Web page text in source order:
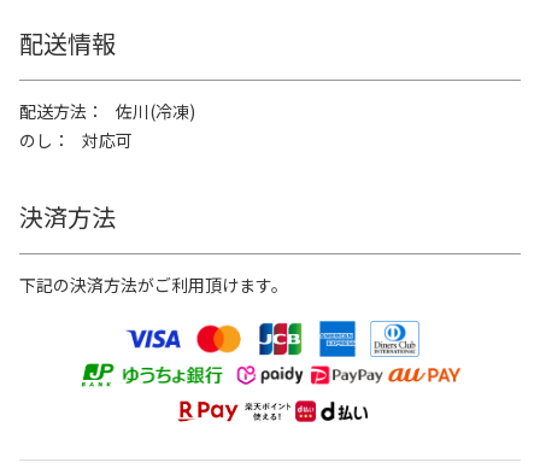
配送情報
配送方法
佐川(冷凍)
のし
対応可
決済方法
下記の決済方法がご利用頂けます。